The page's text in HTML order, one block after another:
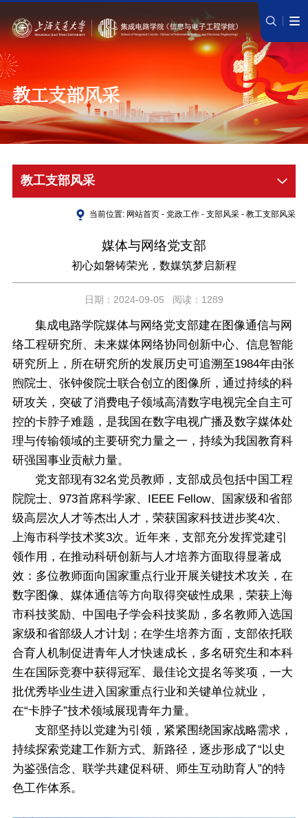
教工支部风采
教工支部风采
当前位置: 网站首页 -党政工作 -支部风采 -教工支部风采
媒体与网络党支部
初心如磐铸荣光，数媒筑梦启新程
日期：2024-09-05 阅读：1289
集成电路学院媒体与网络党支部建在 图像通信与网
络工程研究所、未来媒体网络协同创新中心、信息智能
研究所上，所在研究所的发展历史可追溯至1984年由张
煦院士、张钟俊院士联合创立的图像所，通过持续的科
研攻关，突破了消费电子领域高清数字电视完全自主可
控的卡脖子难题，是我国在数字电视广播及数字媒体处
理与传输领域的主要研究力量之一，持续为我国教育科
研强国事业贡献力量。
党支部现有32名党员教师，支部成员包括中国工程
院院士、973首席科学家、IEEE Fellow、国家级和省部
级高层次人才等杰出人才，荣获国家科技进步奖4次、
上海市科学技术奖3次。近年来，支部充分发挥党建引
领作用，在推动科研创新与人才培养方面取得显著成
效：多位教师面向国家重点行业开展关键技术攻关，在
数字图像、媒体通信等方向取得突破性成果，荣获上海
市科技奖励、中国电子学会科技奖励，多名教师入选国
家级和省部级人才计划；在学生培养方面，支部依托联
合育人机制促进青年人才快速成长，多名研究生和本科
生在国际竞赛中获得冠军、最佳论文提名等奖项，一大
批优秀毕业生进入国家重点行业和关键单位就业，
在“卡脖子”技术领域展现青年力量。
支部坚持以党建为引领，紧紧围绕国家战略需求，
持续探索党建工作新方式、新路径，逐步形成了“以史
为鉴强信念、联学共建促科研、师生互动助育人”的特
色工作体系。